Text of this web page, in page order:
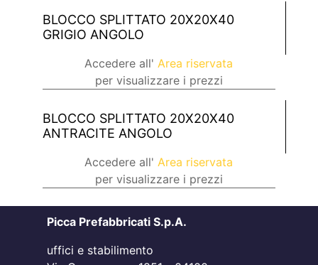
BLOCCO SPLITTATO 20X20X40
GRIGIO ANGOLO
Accedere all'Area riservata
per visualizzare i prezzi
BLOCCO SPLITTATO 20X20X40
ANTRACITE ANGOLO
Accedere all'Area riservata
per visualizzare i prezzi
Picca Prefabbricati S.p.A.
uffici e stabilimento